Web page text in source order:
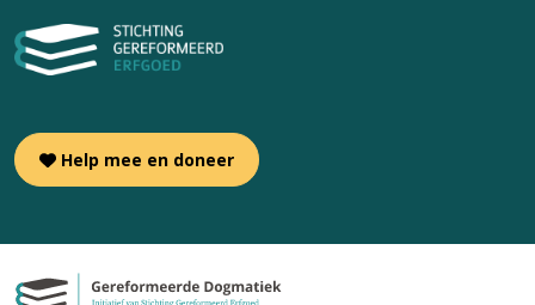
Help mee en doneer